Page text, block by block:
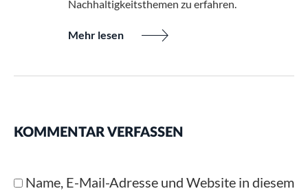
Nachhaltigkeitsthemen zu erfahren.
Mehr lesen
KOMMENTAR VERFASSEN
Name, E-Mail-Adresse und Website in diesem